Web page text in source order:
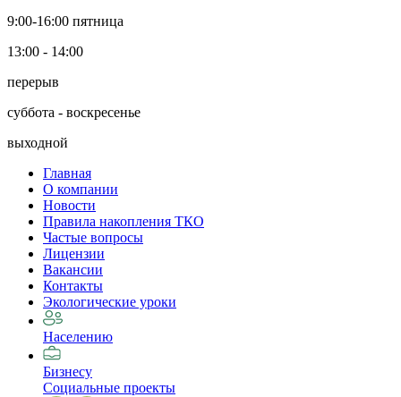
9:00-16:00 пятница
13:00 - 14:00
перерыв
суббота - воскресенье
выходной
Главная
О компании
Новости
Правила накопления ТКО
Частые вопросы
Лицензии
Вакансии
Контакты
Экологические уроки
Населению
Бизнесу
Социальные проекты